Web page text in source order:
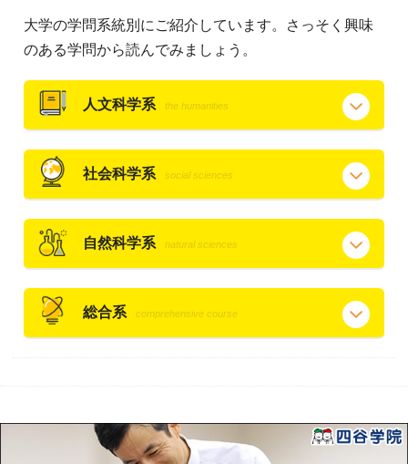
大学の学問系統別にご紹介しています。さっそく興味
のある学問から読んでみましょう。
人文科学系 the humanities
社会科学系 social sciences
自然科学系 natural sciences
総合系 comprehensive course